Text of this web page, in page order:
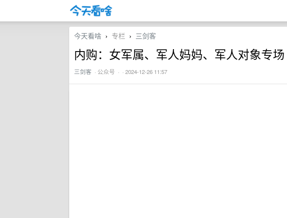
今天看啥 › 专栏 › 三剑客
内购：女军属、军人妈妈、军人对象专场
三剑客 · 公众号 · · 2024-12-26 11:57